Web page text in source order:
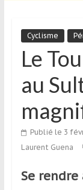
média
sur
tourisme
sportif
qui
s’adresse
aux
voyageurs
ou
Cyclisme
Le
au
Publié le 3
Laurent Guena
Se rendre